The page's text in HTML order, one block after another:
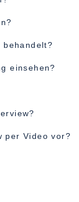
behandelt?
einsehen?
per Video vor?